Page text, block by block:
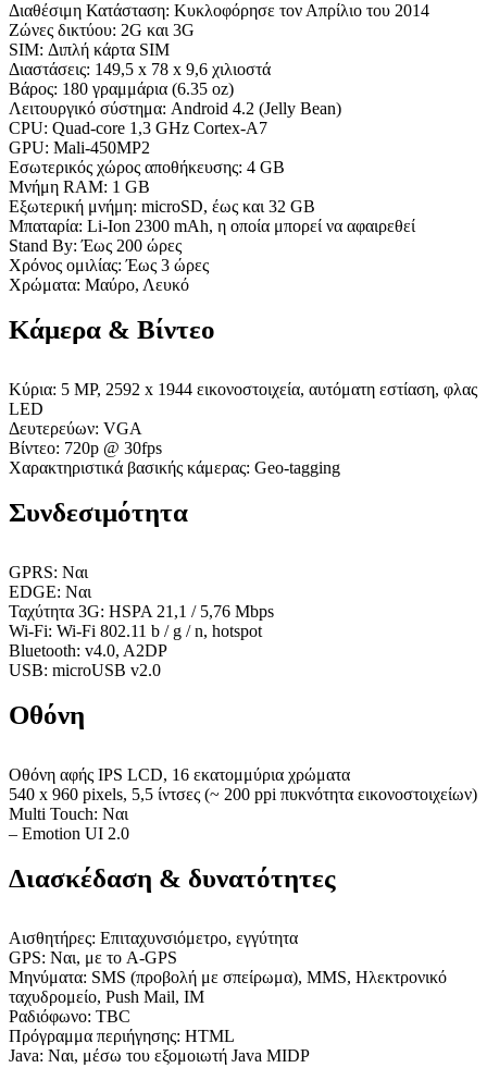
Διαθέσιμη Κατάσταση: Κυκλοφόρησε τον Απρίλιο του 2014
Ζώνες δικτύου: 2G και 3G
SIM: Διπλή κάρτα SIM
Διαστάσεις: 149,5 x 78 x 9,6 χιλιοστά
Βάρος: 180 γραμμάρια (6.35 oz)
Λειτουργικό σύστημα: Android 4.2 (Jelly Bean)
CPU: Quad-core 1,3 GHz Cortex-A7
GPU: Mali-450MP2
Εσωτερικός χώρος αποθήκευσης: 4 GB
Μνήμη RAM: 1 GB
Εξωτερική μνήμη: microSD, έως και 32 GB
Μπαταρία: Li-Ion 2300 mAh, η οποία μπορεί να αφαιρεθεί
Stand By: Έως 200 ώρες
Χρόνος ομιλίας: Έως 3 ώρες
Χρώματα: Μαύρο, Λευκό
Κάμερα & Βίντεο
Κύρια: 5 MP, 2592 x 1944 εικονοστοιχεία, αυτόματη εστίαση, φλας
LED
Δευτερεύων: VGA
Βίντεο: 720p @ 30fps
Χαρακτηριστικά βασικής κάμερας: Geo-tagging
Συνδεσιμότητα
GPRS: Ναι
EDGE: Ναι
Ταχύτητα 3G: HSPA 21,1 / 5,76 Mbps
Wi-Fi: Wi-Fi 802.11 b / g / n, hotspot
Bluetooth: v4.0, A2DP
USB: microUSB v2.0
Οθόνη
Οθόνη αφής IPS LCD, 16 εκατομμύρια χρώματα
540 x 960 pixels, 5,5 ίντσες (~ 200 ppi πυκνότητα εικονοστοιχείων)
Multi Touch: Ναι
– Emotion UI 2.0
Διασκέδαση & δυνατότητες
Αισθητήρες: Επιταχυνσιόμετρο, εγγύτητα
GPS: Ναι, με το A-GPS
Μηνύματα: SMS (προβολή με σπείρωμα), MMS, Ηλεκτρονικό
ταχυδρομείο, Push Mail, IM
Ραδιόφωνο: TBC
Πρόγραμμα περιήγησης: HTML
Java: Ναι, μέσω του εξομοιωτή Java MIDP